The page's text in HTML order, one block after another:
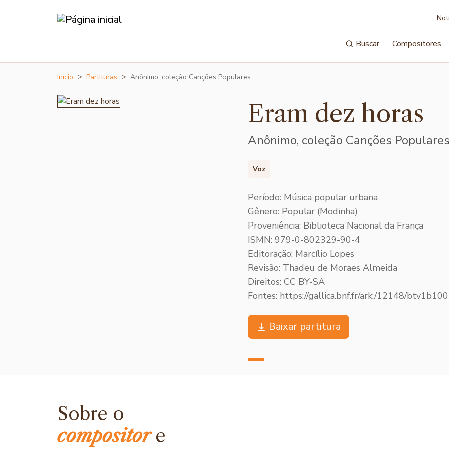
Buscar Compositores
Início Partituras Anônimo, coleção Canções Populares …
Eram dez horas
Anônimo, coleção Canções
Voz
Período: Música popular urbana
Gênero: Popular (Modinha)
Proveniência: Biblioteca Nacional da França
ISMN: 979-0-802329-90-4
Editoração: Marcílio Lopes
Revisão: Thadeu de Moraes Almeida
Direitos: CC BY-SA
Fontes: https://gallica.bnf.fr/ark:/12148/
Baixar partitura
Sobre o
compositore